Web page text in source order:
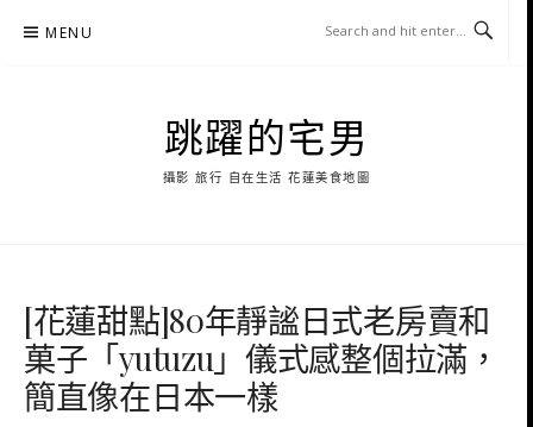
MENU
跳躍的宅男
攝影 旅行 自在生活 花蓮美食地圖
[花蓮甜點]80年靜謐日式老房賣和
菓子「yutuzu」儀式感整個拉滿，
簡直像在日本一樣